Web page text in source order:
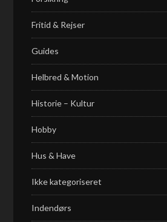
Fritid & Rejser
Guides
Helbred & Motion
Historie – Kultur
Hobby
Hus & Have
Ikke kategoriseret
Indendørs